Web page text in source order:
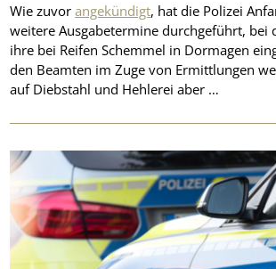
Wie zuvorangekündigt, hat die Polizei
weitere Ausgabetermine durchgeführt, bei
ihre bei Reifen Schemmel in Dormagen
den Beamten im Zuge von Ermittlungen
auf Diebstahl und Hehlerei aber …